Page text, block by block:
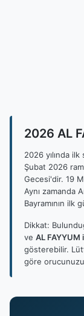
2026 AL
2026 yılında
Şubat 2026
Gecesi'dir. 19
Aynı zamanda
Bayramının ilk
Dikkat:
ve AL FAYYUM
gösterebilir.
göre orucunuzu